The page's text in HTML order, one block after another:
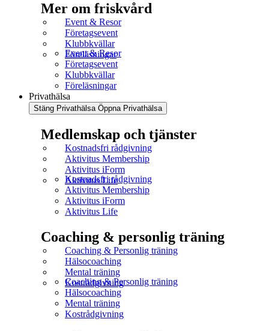
Mer om friskvård
Event & Resor
Företagsevent
Klubbkvällar
Föreläsningar
Event & Resor
Företagsevent
Klubbkvällar
Föreläsningar
Privathälsa
Stäng Privathälsa Öppna Privathälsa
Medlemskap och tjänster
Kostnadsfri rådgivning
Aktivitus Membership
Aktivitus iForm
Aktivitus Life
Kostnadsfri rådgivning
Aktivitus Membership
Aktivitus iForm
Aktivitus Life
Coaching & personlig träning
Coaching & Personlig träning
Hälsocoaching
Mental träning
Kostrådgivning
Coaching & Personlig träning
Hälsocoaching
Mental träning
Kostrådgivning